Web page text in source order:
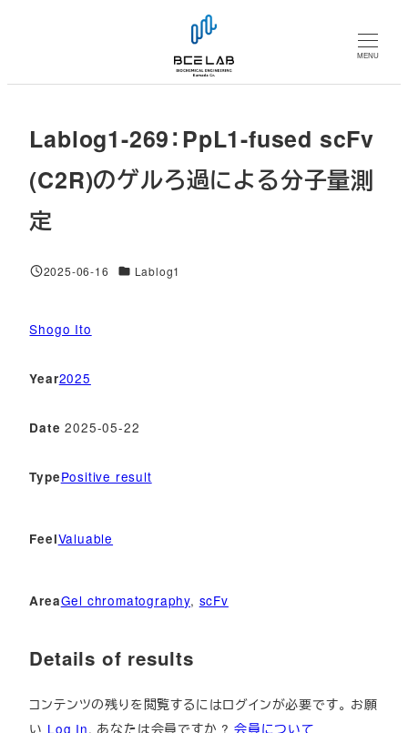
MENU
Lablog1-269：PpL1-fused scFv
(C2R)のゲルろ過による分子量測
定
投稿日
2025-06-16 対象DBLablog1
Shogo Ito
Year2025
Date 2025-05-22
TypePositive result
FeelValuable
AreaGel chromatography, scFv
Details of results
コンテンツの残りを閲覧するにはログインが必要です。 お願
い Log In. あなたは会員ですか ?会員について